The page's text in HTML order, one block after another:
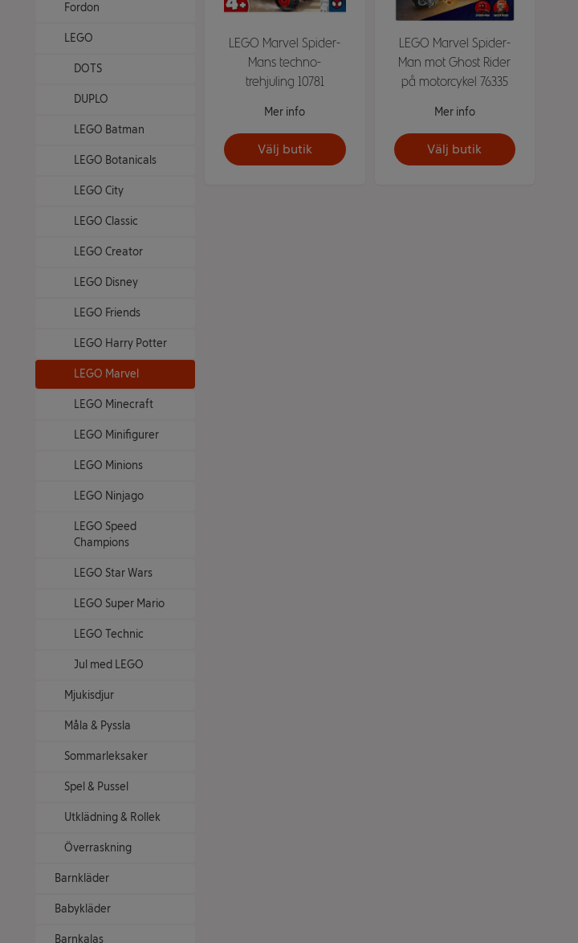
Fordon
LEGO
DOTS
DUPLO
LEGO Batman
LEGO Botanicals
LEGO City
LEGO Classic
LEGO Creator
LEGO Disney
LEGO Friends
LEGO Harry Potter
LEGO Marvel
LEGO Minecraft
LEGO Minifigurer
LEGO Minions
LEGO Ninjago
LEGO Speed
Champions
LEGO Star Wars
LEGO Super Mario
LEGO Technic
Jul med LEGO
Mjukisdjur
Måla & Pyssla
Sommarleksaker
Spel & Pussel
Utklädning & Rollek
Överraskning
Barnkläder
Babykläder
Barnkalas
LEGO Marvel Spider-
Mans techno-
trehjuling 10781
Mer info
Välj butik
LEGO Marvel Spider-
Man mot Ghost Rider
på motorcykel 76335
Mer info
Välj butik